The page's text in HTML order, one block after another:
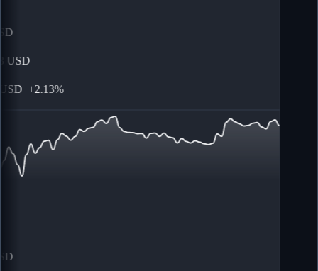
USD
+ 2.13%